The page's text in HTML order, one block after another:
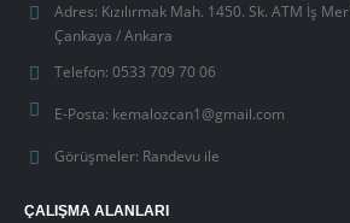
Adres: Kızılırmak Mah. 1450. Sk. ATM İş
Çankaya / Ankara
Telefon: 0533 709 70 06
E-Posta: kemalozcan1@gmail.com
Görüşmeler: Randevu ile
ÇALIŞMA ALANLARI